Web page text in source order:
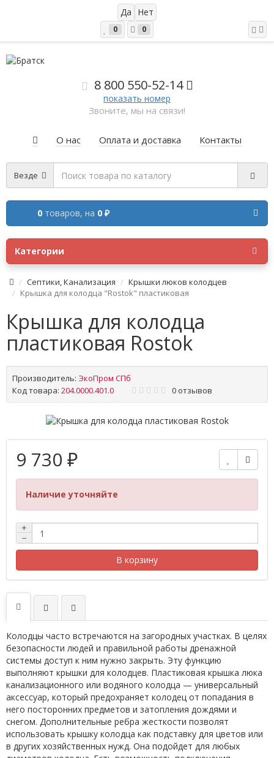
0 0
8 800 550-52-14
показать номер
Звоните, мы на связи!
О нас Оплата и доставка Контакты
Везде
0 товаров, на 0 ₽
Категории
Септики, Канализация
Крышки люков колодцев
Крышка для колодца "Rostok" пластиковая
Крышка для колодца
пластиковая Rostok
Производитель: ЭкоПром СПб
Код товара: 204.0000.401.0 0 отзывов
9 730 ₽
Наличие уточняйте
+
−
В корзину
Колодцы часто встречаются на загородных участках. В целях
безопасности людей и правильной работы дренажной
системы доступ к ним нужно закрыть. Эту функцию
выполняют крышки для колодцев. Пластиковая крышка люка
канализационного или водяного колодца — универсальный
аксессуар, который предохраняет колодец от попадания в
него посторонних предметов и затопления дождями и
снегом. Дополнительные ребра жесткости позволят
использовать крышку колодца как подставку для цветов или
в других хозяйственных нужд. Она подойдет для любых